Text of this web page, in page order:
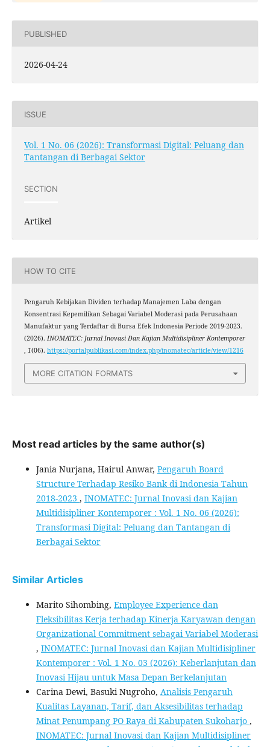
PUBLISHED
2026-04-24
ISSUE
Vol. 1 No. 06 (2026): Transformasi Digital: Peluang dan
Tantangan di Berbagai Sektor
SECTION
Artikel
HOW TO CITE
Pengaruh Kebijakan Dividen terhadap Manajemen Laba dengan
Konsentrasi Kepemilikan Sebagai Variabel Moderasi pada Perusahaan
Manufaktur yang Terdaftar di Bursa Efek Indonesia Periode 2019-2023.
(2026). INOMATEC: Jurnal Inovasi Dan Kajian Multidisipliner Kontemporer
, 1(06). https://portalpublikasi.com/index.php/inomatec/article/view/1216
MORE CITATION FORMATS
Most read articles by the same author(s)
Jania Nurjana, Hairul Anwar, Pengaruh Board
Structure Terhadap Resiko Bank di Indonesia Tahun
2018-2023 , INOMATEC: Jurnal Inovasi dan Kajian
Multidisipliner Kontemporer : Vol. 1 No. 06 (2026):
Transformasi Digital: Peluang dan Tantangan di
Berbagai Sektor
Similar Articles
Marito Sihombing, Employee Experience dan
Fleksibilitas Kerja terhadap Kinerja Karyawan dengan
Organizational Commitment sebagai Variabel Moderasi
, INOMATEC: Jurnal Inovasi dan Kajian Multidisipliner
Kontemporer : Vol. 1 No. 03 (2026): Keberlanjutan dan
Inovasi Hijau untuk Masa Depan Berkelanjutan
Carina Dewi, Basuki Nugroho, Analisis Pengaruh
Kualitas Layanan, Tarif, dan Aksesibilitas terhadap
Minat Penumpang PO Raya di Kabupaten Sukoharjo ,
INOMATEC: Jurnal Inovasi dan Kajian Multidisipliner